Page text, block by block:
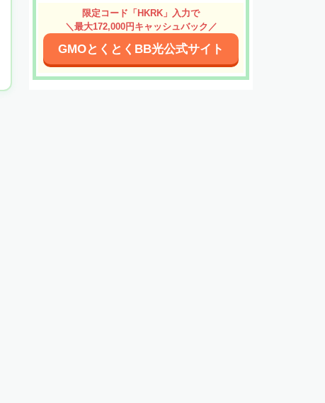
限定コード「HKRK」入力で
＼最大172,000円キャッシュバック／
GMOとくとくBB光公式サイト